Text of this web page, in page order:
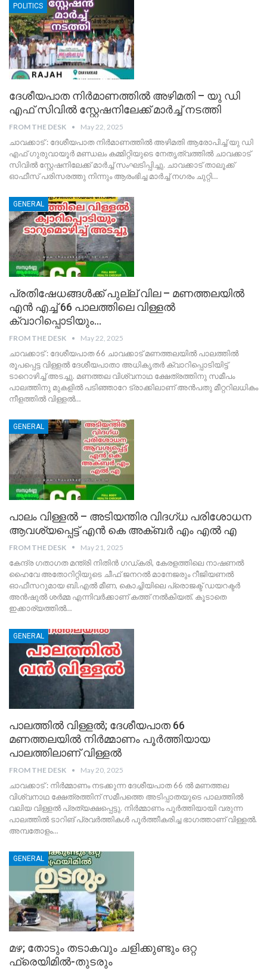
POLITICS
ദേശീയപാത നിർമാണത്തിൽ അഴിമതി – യു ഡി
എഫ് സിവിൽ സ്റ്റേഷനിലേക്ക് മാർച്ച്‌ നടത്തി
FROM THE DESK May 22, 2025
ചാവക്കാട് : ദേശീയപാത നിർമാണത്തിൽ അഴിമതി ആരോപിച്ച് യു ഡി
എഫ് ഗുരുവായൂർ മണ്ഡലം കമ്മിറ്റിയുടെ നേതൃത്വത്തിൽ ചാവക്കാട്
സിവിൽ സ്റ്റേഷനിലേക്ക് മാർച്ച്‌ സംഘടിപ്പിച്ചു. ചാവക്കാട് താലൂക്ക്
ഓഫീസ് പരിസരത്തു നിന്നും ആരംഭിച്ച മാർച്ച് നഗരം ചുറ്റി…
GENERAL
പ്രതിഷേധങ്ങൾക്ക് പുല്ല് വില – മണത്തലയിൽ
എൻ എച്ച് 66 പാലത്തിലെ വിള്ളൽ
ക്വാറിപ്പൊടിയും…
FROM THE DESK May 22, 2025
ചാവക്കാട് : ദേശീയപാത 66 ചാവക്കാട് മണത്തലയിൽ പാലത്തിൽ
രൂപപ്പെട്ട വിള്ളൽ ദേശീയപാതാ അധികൃതർ ക്വാറിപ്പൊടിയിട്ട്
ടാറൊഴിച്ച് അടച്ചു. മണത്തല വിശ്വനാഥ ക്ഷേത്രത്തിനു സമീപം
പാലത്തിനു മുകളിൽ പടിഞ്ഞാറേ ട്രാക്കിലാണ് അൻപതു മീറ്ററിലധികം
നീളത്തിൽ വിള്ളൽ…
GENERAL
പാലം വിള്ളൽ – അടിയന്തിര വിദഗ്ധ പരിശോധന
ആവശ്യപ്പെട്ട് എൻ കെ അക്ബർ എം എൽ എ
FROM THE DESK May 21, 2025
കേന്ദ്ര ഗതാഗത മന്ത്രി നിതിന്‍ ഗഡ്കരി, കേരളത്തിലെ നാഷണല്‍
ഹൈവേ അതോറിറ്റിയുടെ ചീഫ് ജനറല്‍ മാനേജരും റീജിയണല്‍
ഓഫീസറുമായ ബി.എല്‍ മീണ, കൊച്ചിയിലെ പ്രൊജക്ട് ഡയറക്ടര്‍
അൻഷുല്‍ ശര്‍മ്മ എന്നിവര്‍ക്കാണ് കത്ത് നല്‍കിയത്. കൂടാതെ
ഇക്കാര്യത്തില്‍…
GENERAL
പാലത്തിൽ വിള്ളൽ; ദേശീയപാത 66
മണത്തലയിൽ നിർമ്മാണം പൂർത്തിയായ
പാലത്തിലാണ് വിള്ളൽ
FROM THE DESK May 20, 2025
ചാവക്കാട് : നിർമ്മാണം നടക്കുന്ന ദേശീയപാത 66 ൽ മണത്തല
വിശ്വനാഥ ക്ഷേത്രത്തിന് സമീപത്തെ അടിപ്പാതയുടെ പാലത്തിൽ
വലിയ വിള്ളൽ പ്രത്യക്ഷപ്പെട്ടു. നിർമ്മാണം പൂർത്തിയായി വരുന്ന
പാലത്തിൽ ടാറിങ് പ്രവർത്തികൾ പൂർത്തീകരിച്ച ഭാഗത്താണ് വിള്ളൽ.
അമ്പതോളം…
GENERAL
മഴ; തോടും തടാകവും ചളിക്കുണ്ടും ഒറ്റ
ഫ്രെയിമിൽ-തുടരും